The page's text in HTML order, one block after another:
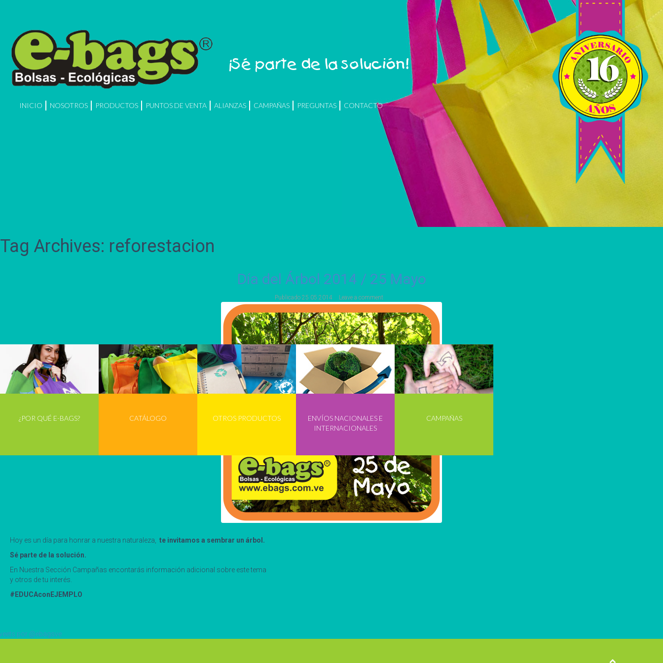
¡Sé parte de la solución!
INICIO NOSOTROS PRODUCTOS PUNTOS DE VENTA ALIANZAS CAMPAÑAS PREGUNTAS CONTACTO
¿POR QUÉ E-BAGS? CATÁLOGO OTROS PRODUCTOS
ENVÍOS NACIONALES E
INTERNACIONALES
CAMPAÑAS
Tag Archives: reforestacion
Día del Árbol 2014 / 25 Mayo
Publicado 25 05 2014 Leave a comment
Hoy es un día para honrar a nuestra naturaleza, te invitamos a sembrar un árbol.
Sé parte de la solución.
En Nuestra Sección Campañas encontarás información adicional sobre este tema
y otros de tu interés.
#EDUCAconEJEMPLO
por @ebagsve